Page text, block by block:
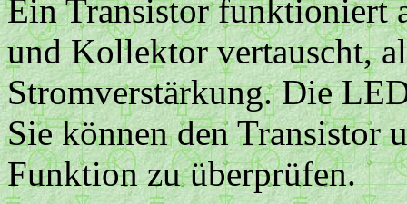
Ein Transistor funktioniert
und Kollektor vertauscht,
Stromverstärkung. Die
Sie können den Transistor
Funktion zu überprüfen.